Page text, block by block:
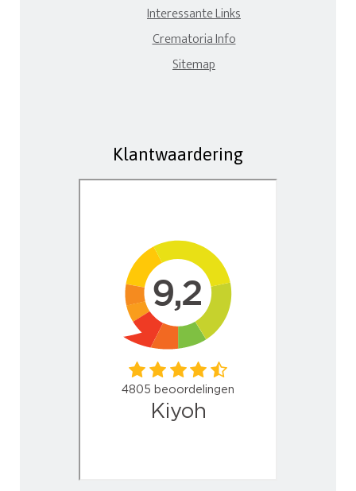
Interessante Links
Crematoria Info
Sitemap
Klantwaardering